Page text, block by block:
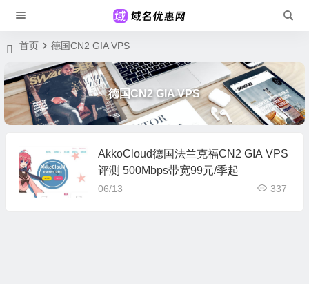
首页 德国CN2 GIA VPS
德国CN2 GIA VPS
AkkoCloud德国法兰克福CN2 GIA VPS
评测 500Mbps带宽99元/季起
06/13 337